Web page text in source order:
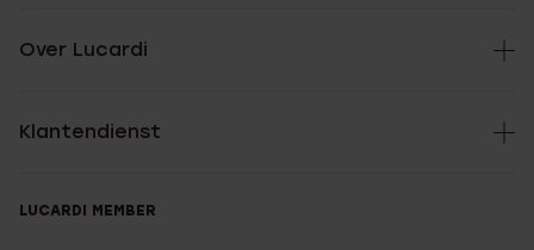
Over Lucardi
Klantendienst
LUCARDI MEMBER